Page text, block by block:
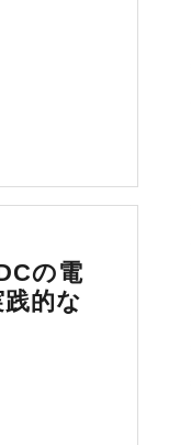
の電
的な